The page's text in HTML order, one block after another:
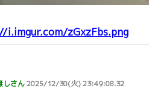
zGxzFbs.png
しさん2025/12/30(火) 23:49:08.32